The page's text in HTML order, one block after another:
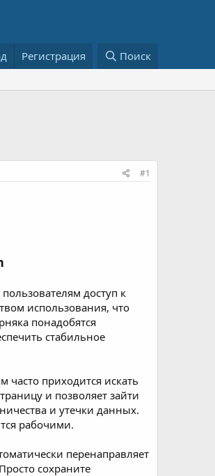
Регистрация Поиск
#1
доступ к
использования, что
понадобятся
стабильное
часто приходится искать
и позволяет зайти
и утечки данных.
рабочими.
перенаправляет
сохраните